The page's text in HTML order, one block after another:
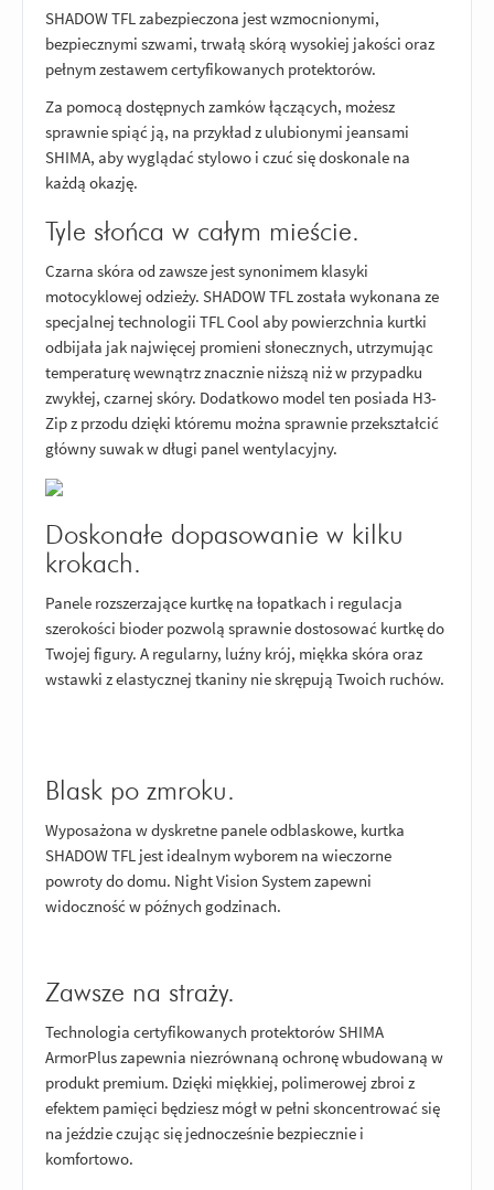
SHADOW TFL zabezpieczona jest wzmocnionymi,
bezpiecznymi szwami, trwałą skórą wysokiej jakości oraz
pełnym zestawem certyfikowanych protektorów.
Za pomocą dostępnych zamków łączących, możesz
sprawnie spiąć ją, na przykład z ulubionymi jeansami
SHIMA, aby wyglądać stylowo i czuć się doskonale na
każdą okazję.
Tyle słońca w całym mieście.
Czarna skóra od zawsze jest synonimem klasyki
motocyklowej odzieży. SHADOW TFL została wykonana ze
specjalnej technologii TFL Cool aby powierzchnia kurtki
odbijała jak najwięcej promieni słonecznych, utrzymując
temperaturę wewnątrz znacznie niższą niż w przypadku
zwykłej, czarnej skóry. Dodatkowo model ten posiada H3-
Zip z przodu dzięki któremu można sprawnie przekształcić
główny suwak w długi panel wentylacyjny.
Doskonałe dopasowanie w kilku
krokach.
Panele rozszerzające kurtkę na łopatkach i regulacja
szerokości bioder pozwolą sprawnie dostosować kurtkę do
Twojej figury. A regularny, luźny krój, miękka skóra oraz
wstawki z elastycznej tkaniny nie skrępują Twoich ruchów.
Blask po zmroku.
Wyposażona w dyskretne panele odblaskowe, kurtka
SHADOW TFL jest idealnym wyborem na wieczorne
powroty do domu. Night Vision System zapewni
widoczność w późnych godzinach.
Zawsze na straży.
Technologia certyfikowanych protektorów SHIMA
ArmorPlus zapewnia niezrównaną ochronę wbudowaną w
produkt premium. Dzięki miękkiej, polimerowej zbroi z
efektem pamięci będziesz mógł w pełni skoncentrować się
na jeździe czując się jednocześnie bezpiecznie i
komfortowo.